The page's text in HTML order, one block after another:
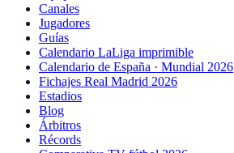
Canales
Jugadores
Guías
Calendario LaLiga imprimible
Calendario de España · Mundial 2026
Fichajes Real Madrid 2026
Estadios
Blog
Árbitros
Récords